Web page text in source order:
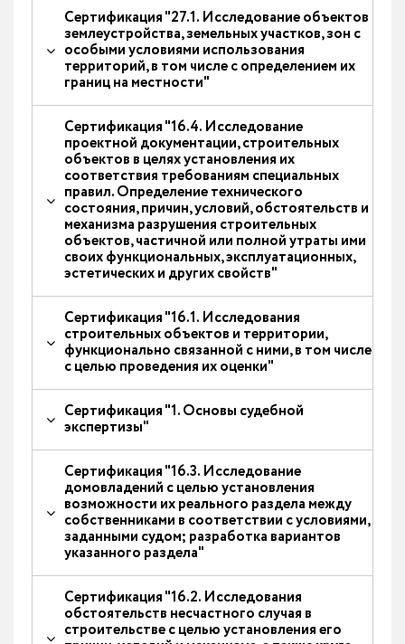
Сертификация "27.1. Исследование объектов
землеустройства, земельных участков, зон с
особыми условиями использования
территорий, в том числе с определением их
границ на местности"
Сертификация "16.4. Исследование
проектной документации, строительных
объектов в целях установления их
соответствия требованиям специальных
правил. Определение технического
состояния, причин, условий, обстоятельств и
механизма разрушения строительных
объектов, частичной или полной утраты ими
своих функциональных, эксплуатационных,
эстетических и других свойств"
Сертификация "16.1. Исследования
строительных объектов и территории,
функционально связанной с ними, в том числе
с целью проведения их оценки"
Сертификация "1. Основы судебной
экспертизы"
Сертификация "16.3. Исследование
домовладений с целью установления
возможности их реального раздела между
собственниками в соответствии с условиями,
заданными судом; разработка вариантов
указанного раздела"
Сертификация "16.2. Исследования
обстоятельств несчастного случая в
строительстве с целью установления его